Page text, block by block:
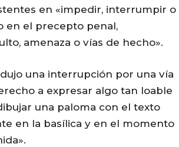
en «impedir, interrumpir o
en el precepto penal,
amenaza o vías de hecho».
una interrupción por una vía
a expresar algo tan loable
una paloma con el texto
en la basílica y en el momento